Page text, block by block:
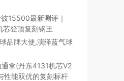
15500最新测评｜
登顶复刻钢王
品牌大使,演绎蓝气球
拿(丹东4131机芯V2
性能双优的复刻标杆